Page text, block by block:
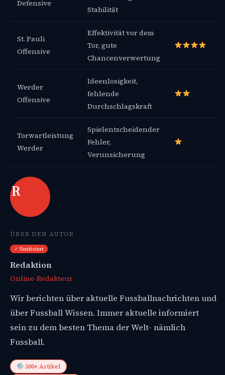
Defensive
Stabilität
St. Pauli
Offensive
Effektivität vor dem
Tor, gute
Chancenverwertung
Werder
Offensive
Ideenlosigkeit,
fehlende
Durchschlagskraft
Torwartleistung
Werder
Spielentscheidender
Fehler,
Verunsicherung
R
ÜBER DEN AUTOR
✓ Verifiziert
Redaktion
Online-Redakteur
Wir berichten über aktuelle Fussballnachrichten und
über Fussball Wissen. Immer aktuelle informiert
sein zu dem besten Thema der Welt- nämlich
Fussball.
500+ Artikel